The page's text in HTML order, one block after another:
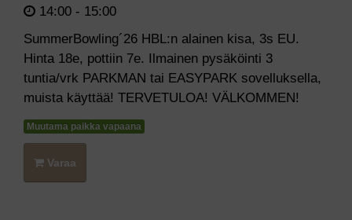
14:00 - 15:00
SummerBowling´26 HBL:n alainen kisa, 3s EU.
Hinta 18e, pottiin 7e. Ilmainen pysäköinti 3
tuntia/vrk PARKMAN tai EASYPARK sovelluksella,
muista käyttää! TERVETULOA! VÄLKOMMEN!
Muutama paikka vapaana
Varaa